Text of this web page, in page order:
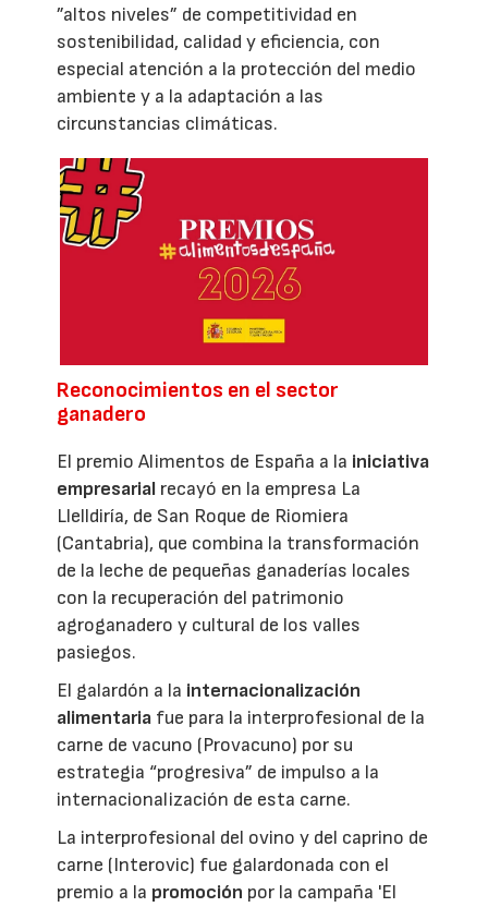
”altos niveles” de competitividad en
sostenibilidad, calidad y eficiencia, con
especial atención a la protección del medio
ambiente y a la adaptación a las
circunstancias climáticas.
Reconocimientos en el sector
ganadero
El premio Alimentos de España a la iniciativa
empresarial recayó en la empresa La
Llelldiría, de San Roque de Riomiera
(Cantabria), que combina la transformación
de la leche de pequeñas ganaderías locales
con la recuperación del patrimonio
agroganadero y cultural de los valles
pasiegos.
El galardón a la internacionalización
alimentaria fue para la interprofesional de la
carne de vacuno (Provacuno) por su
estrategia “progresiva” de impulso a la
internacionalización de esta carne.
La interprofesional del ovino y del caprino de
carne (Interovic) fue galardonada con el
premio a la promoción por la campaña 'El